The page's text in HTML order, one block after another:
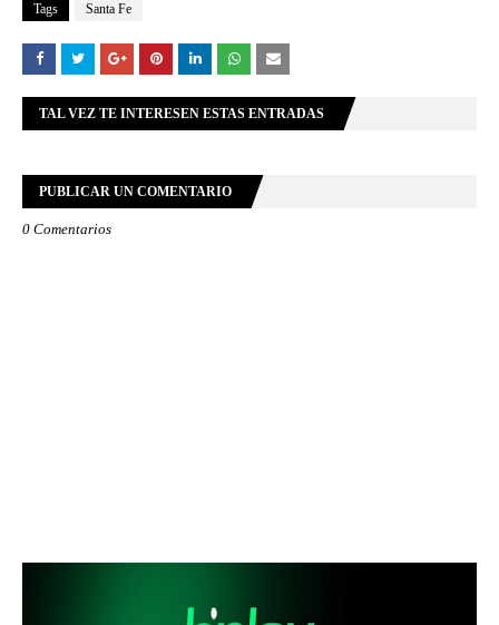
Tags Santa Fe
TAL VEZ TE INTERESEN ESTAS ENTRADAS
PUBLICAR UN COMENTARIO
0 Comentarios